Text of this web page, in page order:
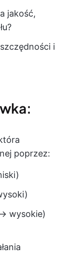
jakość,
i
poprzez:
wysokie)